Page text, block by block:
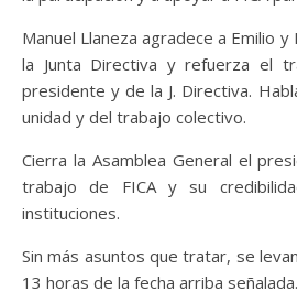
Manuel Llaneza agradece a Emilio
la Junta Directiva y refuerza el
presidente y de la J. Directiva.
unidad y del trabajo colectivo.
Cierra la Asamblea General el
trabajo de FICA y su
instituciones.
Sin más asuntos que tratar, se
13 horas de la fecha arriba señalada.